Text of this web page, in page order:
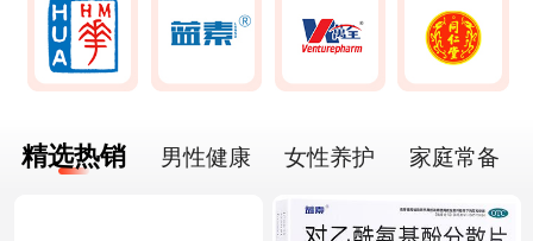
精选热销 男性健康 女性养护 家庭常备